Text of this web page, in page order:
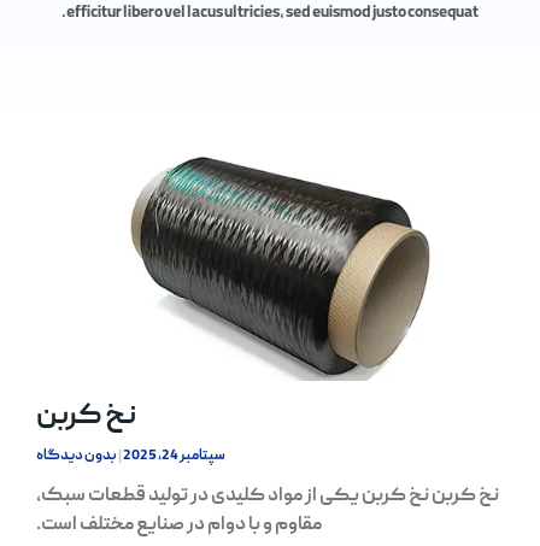
efficitur libero vel lacus ultricies, sed euismod justo consequat.
نخ کربن
سپتامبر 24, 2025 بدون دیدگاه
نخ کربن نخ کربن یکی از مواد کلیدی در تولید قطعات سبک،
مقاوم و با دوام در صنایع مختلف است.